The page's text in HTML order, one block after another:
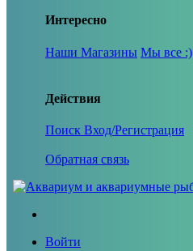
Интересно
Наши Магазины Мы все :)
Действия
Поиск Вход/Регистрация
Обратная связь
Войти